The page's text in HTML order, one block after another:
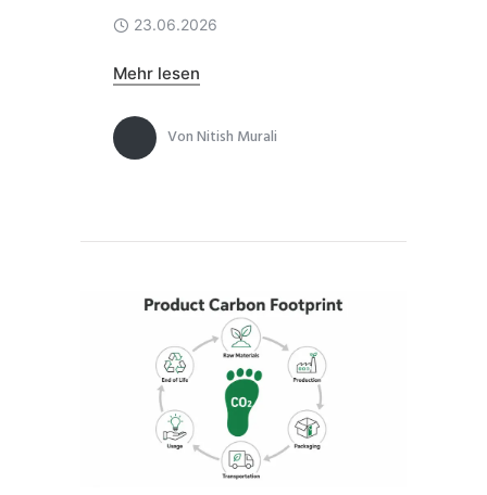
23.06.2026
Mehr lesen
VonNitish Murali